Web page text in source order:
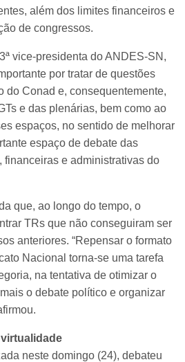
além dos limites financeiros e
de congressos.
vice-presidenta do ANDES-SN,
por tratar de questões
do Conad e, consequentemente,
e das plenárias, bem como ao
espaços, no sentido de melhorar
espaço de debate das
financeiras e administrativas do
que, ao longo do tempo, o
TRs que não conseguiram ser
anteriores. “Repensar o formato
Nacional torna-se uma tarefa
na tentativa de otimizar o
o debate político e organizar
neste domingo (24), debateu